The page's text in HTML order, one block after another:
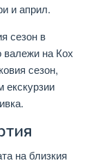
и април.
сезон в
валежи на Кох
сезон,
екскурзии
на близкия